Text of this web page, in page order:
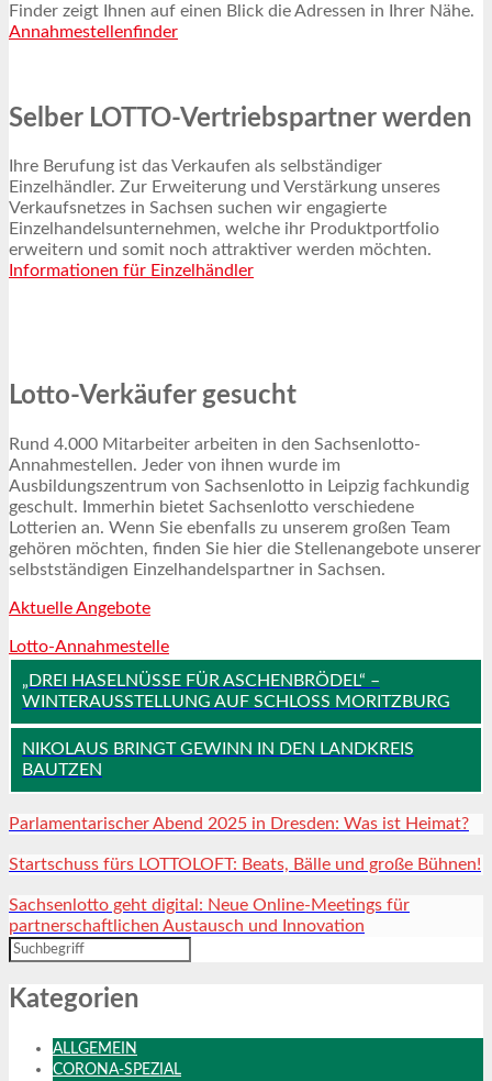
Finder zeigt Ihnen auf einen Blick die Adressen in Ihrer Nähe.
Annahmestellenfinder
Selber LOTTO-Vertriebspartner werden
Ihre Berufung ist das Verkaufen als selbständiger
Einzelhändler. Zur Erweiterung und Verstärkung unseres
Verkaufsnetzes in Sachsen suchen wir engagierte
Einzelhandelsunternehmen, welche ihr Produktportfolio
erweitern und somit noch attraktiver werden möchten.
Informationen für Einzelhändler
Lotto-Verkäufer gesucht
Rund 4.000 Mitarbeiter arbeiten in den Sachsenlotto-
Annahmestellen. Jeder von ihnen wurde im
Ausbildungszentrum von Sachsenlotto in Leipzig fachkundig
geschult. Immerhin bietet Sachsenlotto verschiedene
Lotterien an. Wenn Sie ebenfalls zu unserem großen Team
gehören möchten, finden Sie hier die Stellenangebote unserer
selbstständigen Einzelhandelspartner in Sachsen.
Aktuelle Angebote
Lotto-Annahmestelle
„DREI HASELNÜSSE FÜR ASCHENBRÖDEL“ –
WINTERAUSSTELLUNG AUF SCHLOSS MORITZBURG
NIKOLAUS BRINGT GEWINN IN DEN LANDKREIS
BAUTZEN
Parlamentarischer Abend 2025 in Dresden: Was ist Heimat?
Startschuss fürs LOTTOLOFT: Beats, Bälle und große Bühnen!
Sachsenlotto geht digital: Neue Online-Meetings für
partnerschaftlichen Austausch und Innovation
Kategorien
ALLGEMEIN
CORONA-SPEZIAL